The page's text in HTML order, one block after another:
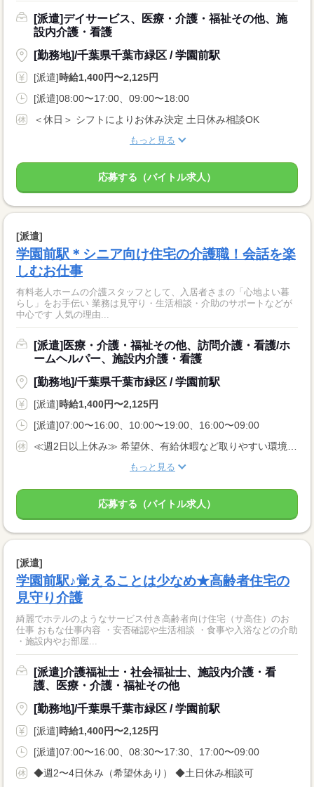
[派遣]デイサービス、医療・介護・福祉その他、施
設内介護・看護
[勤務地]/千葉県千葉市緑区 / 学園前駅
[派遣]時給1,400円〜2,125円
[派遣]08:00〜17:00、09:00〜18:00
＜休日＞ シフトによりお休み決定 土日休み相談OK
もっと見る
応募する（バイトル求人）
[派遣]
学園前駅＊シニア向け住宅の介護職！会話を楽
しむお仕事
有料老人ホームの介護スタッフとして、入居者さまの「心地よい暮
らし」をお手伝い 業務は見守り・生活相談・介助のサポートなどが
中心です 人気の理由...
[派遣]医療・介護・福祉その他、訪問介護・看護/ホ
ームヘルパー、施設内介護・看護
[勤務地]/千葉県千葉市緑区 / 学園前駅
[派遣]時給1,400円〜2,125円
[派遣]07:00〜16:00、10:00〜19:00、16:00〜09:00
もっと見る
応募する（バイトル求人）
[派遣]
学園前駅♪覚えることは少なめ★高齢者住宅の
見守り介護
綺麗でホテルのようなサービス付き高齢者向け住宅（サ高住）のお
仕事 おもな仕事内容 ・安否確認や生活相談 ・食事や入浴などの介助
・施設内やお部屋...
[派遣]介護福祉士・社会福祉士、施設内介護・看
護、医療・介護・福祉その他
[勤務地]/千葉県千葉市緑区 / 学園前駅
[派遣]時給1,400円〜2,125円
[派遣]07:00〜16:00、08:30〜17:30、17:00〜09:00
◆週2〜4日休み（希望休あり） ◆土日休み相談可